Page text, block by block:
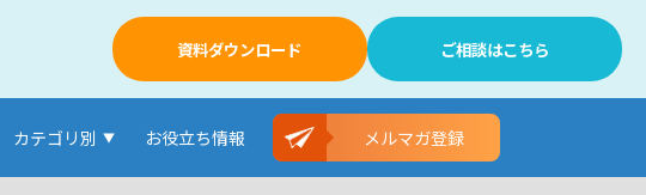
カテゴリ別 お役立ち情報 メルマガ登録
資料ダウンロード ご相談はこちら